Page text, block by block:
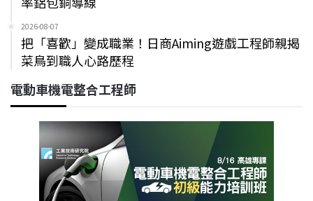
2026-08-07
把「喜歡」變成職業！日商Aiming遊戲工程師親揭
菜鳥到職人心路歷程
電動車機電整合工程師